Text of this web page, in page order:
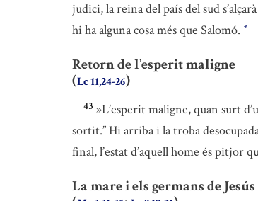
judici, la reina del país del sud
hi ha alguna cosa més que Salomó. *
Retorn de l’esperit maligne
(Lc 11,24-26)
43 »L’esperit maligne, quan surt
sortit.” Hi arriba i la troba
final, l’estat d’aquell home és pitjor
La mare i els germans de Jesús